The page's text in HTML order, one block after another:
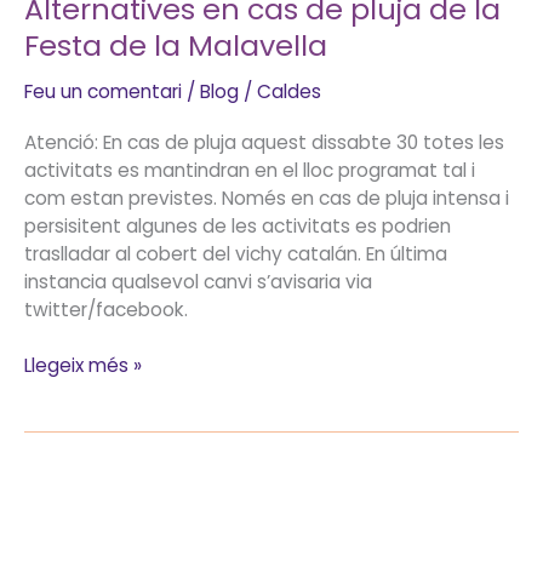
Alternatives en cas de pluja de la
Festa de la Malavella
Feu un comentari / Blog / Caldes
Atenció: En cas de pluja aquest dissabte 30 totes les
activitats es mantindran en el lloc programat tal i
com estan previstes. Només en cas de pluja intensa i
persisitent algunes de les activitats es podrien
traslladar al cobert del vichy catalán. En última
instancia qualsevol canvi s’avisaria via
twitter/facebook.
Llegeix més »